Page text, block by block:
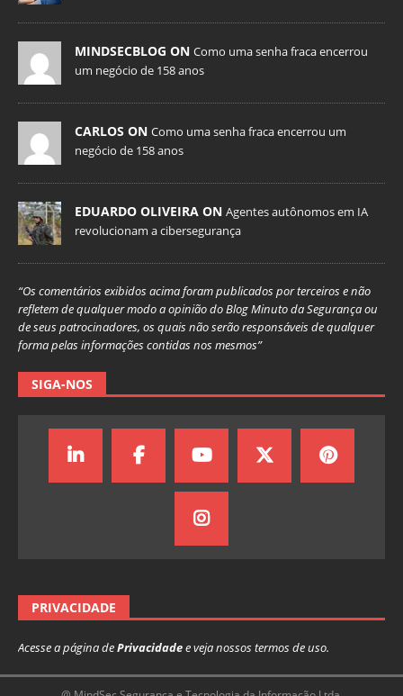
MINDSECBLOG ON Como uma senha fraca encerrou
um negócio de 158 anos
CARLOS ON Como uma senha fraca encerrou um
negócio de 158 anos
EDUARDO OLIVEIRA ON Agentes autônomos em IA
revolucionam a cibersegurança
“Os comentários exibidos acima foram publicados por terceiros e não
refletem de qualquer modo a opinião do Blog Minuto da Segurança ou
de seus patrocinadores, os quais não serão responsáveis de qualquer
forma pelas informações contidas nos mesmos”
SIGA-NOS
PRIVACIDADE
Acesse a página dePrivacidadee veja nossos termos de uso.